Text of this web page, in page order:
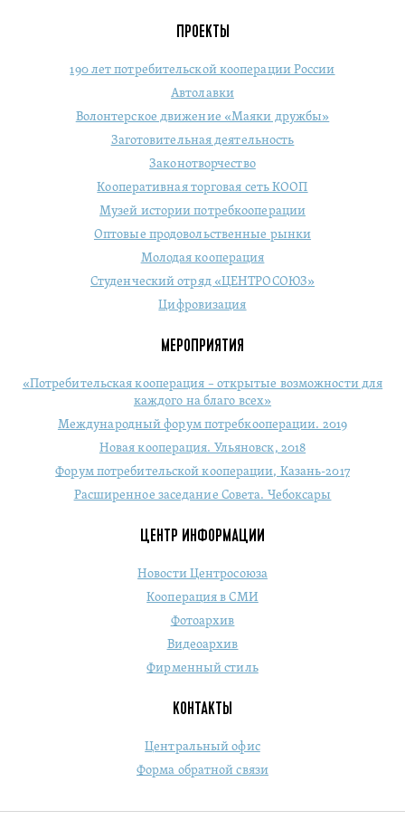
ПРОЕКТЫ
190 лет потребительской кооперации России
Автолавки
Волонтерское движение «Маяки дружбы»
Заготовительная деятельность
Законотворчество
Кооперативная торговая сеть КООП
Музей истории потребкооперации
Оптовые продовольственные рынки
Молодая кооперация
Студенческий отряд «ЦЕНТРОСОЮЗ»
Цифровизация
МЕРОПРИЯТИЯ
«Потребительская кооперация – открытые возможности для
каждого на благо всех»
Международный форум потребкооперации. 2019
Новая кооперация. Ульяновск, 2018
Форум потребительской кооперации, Казань-2017
Расширенное заседание Совета. Чебоксары
ЦЕНТР ИНФОРМАЦИИ
Новости Центросоюза
Кооперация в СМИ
Фотоархив
Видеоархив
Фирменный стиль
КОНТАКТЫ
Центральный офис
Форма обратной связи